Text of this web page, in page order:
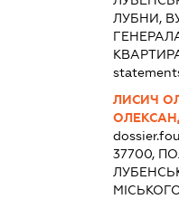
ЛУБНИ,
ЛИСИЧ
37700,